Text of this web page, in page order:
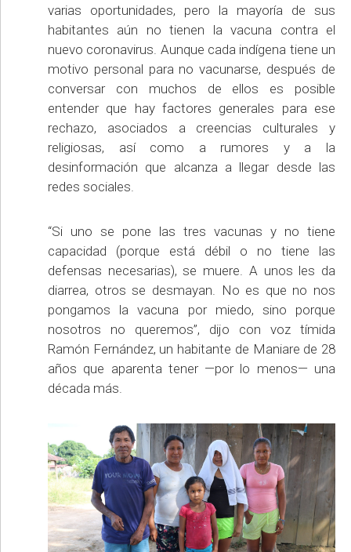
varias oportunidades, pero la mayoría de sus
habitantes aún no tienen la vacuna contra el
nuevo coronavirus. Aunque cada indígena tiene un
motivo personal para no vacunarse, después de
conversar con muchos de ellos es posible
entender que hay factores generales para ese
rechazo, asociados a creencias culturales y
religiosas, así como a rumores y a la
desinformación que alcanza a llegar desde las
redes sociales.
“Si uno se pone las tres vacunas y no tiene
capacidad (porque está débil o no tiene las
defensas necesarias), se muere. A unos les da
diarrea, otros se desmayan. No es que no nos
pongamos la vacuna por miedo, sino porque
nosotros no queremos”, dijo con voz tímida
Ramón Fernández, un habitante de Maniare de 28
años que aparenta tener —por lo menos— una
década más.